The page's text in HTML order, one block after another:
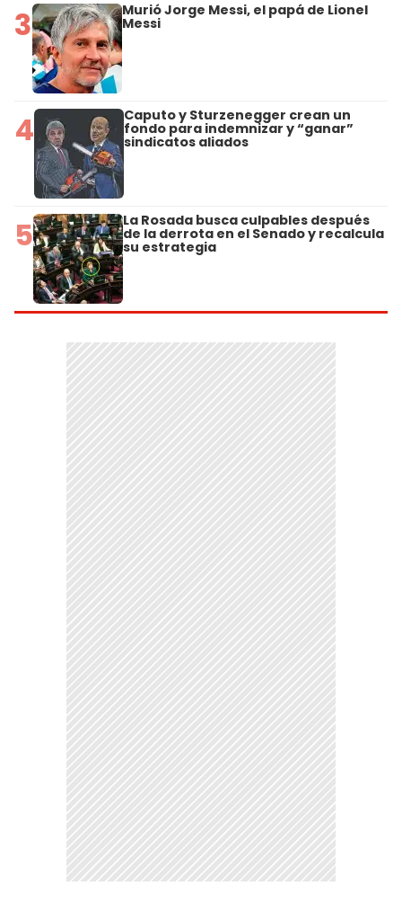
3 Murió Jorge Messi, el papá de Lionel
Messi
4 Caputo y Sturzenegger crean un
fondo para indemnizar y “ganar”
sindicatos aliados
5 La Rosada busca culpables después
de la derrota en el Senado y recalcula
su estrategia